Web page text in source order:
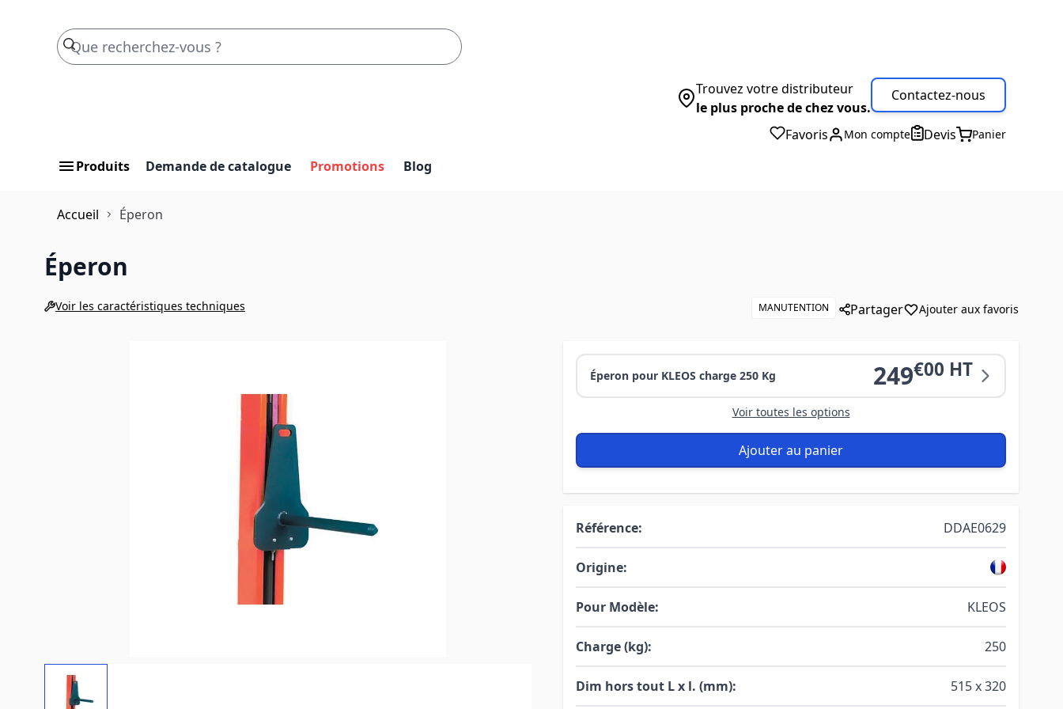
Trouvez votre distributeur
le plus proche de chez vous.
Contactez-nous
Favoris Mon compte Devis Panier
Produits Demande de catalogue Promotions Blog
Accueil Éperon
Éperon
Voir les caractéristiques techniques MANUTENTION Partager Ajouter aux favoris
Éperon pour KLEOS charge 250 Kg 249€00 HT
Voir toutes les options
Ajouter au panier
Référence: DDAE0629
Origine:
Pour Modèle: KLEOS
Charge (kg): 250
Dim hors tout L x l. (mm): 515 x 320